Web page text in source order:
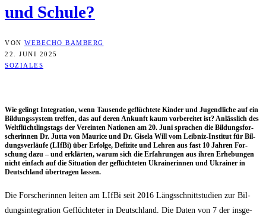
und Schule?
VON WEBECHO BAMBERG
22. JUNI 2025
SOZIALES
Wie gelingt Inte­gra­ti­on, wenn Tau­sen­de geflüch­te­te Kin­der und Jugend­li­che auf ein
Bil­dungs­sys­tem tref­fen, das auf deren Ankunft kaum vor­be­rei­tet ist? Anläss­lich des
Welt­flücht­lings­tags der Ver­ein­ten Natio­nen am 20. Juni spra­chen die Bil­dungs­for­
sche­rin­nen Dr. Jut­ta von Mau­rice und Dr. Gise­la Will vom Leib­niz-Insti­tut für Bil­
dungs­ver­läu­fe (LIf­Bi) über Erfol­ge, Defi­zi­te und Leh­ren aus fast 10 Jah­ren For­
schung dazu – und erklär­ten, war­um sich die Erfah­run­gen aus ihren Erhe­bun­gen
nicht ein­fach auf die Situa­ti­on der geflüch­te­ten Ukrai­ne­rin­nen und Ukrai­ner in
Deutsch­land über­tra­gen lassen.
Die For­sche­rin­nen lei­ten am LIf­Bi seit 2016 Längs­schnitt­stu­di­en zur Bil­
dungs­in­te­gra­ti­on Geflüch­te­ter in Deutsch­land. Die Daten von 7 der ins­ge­